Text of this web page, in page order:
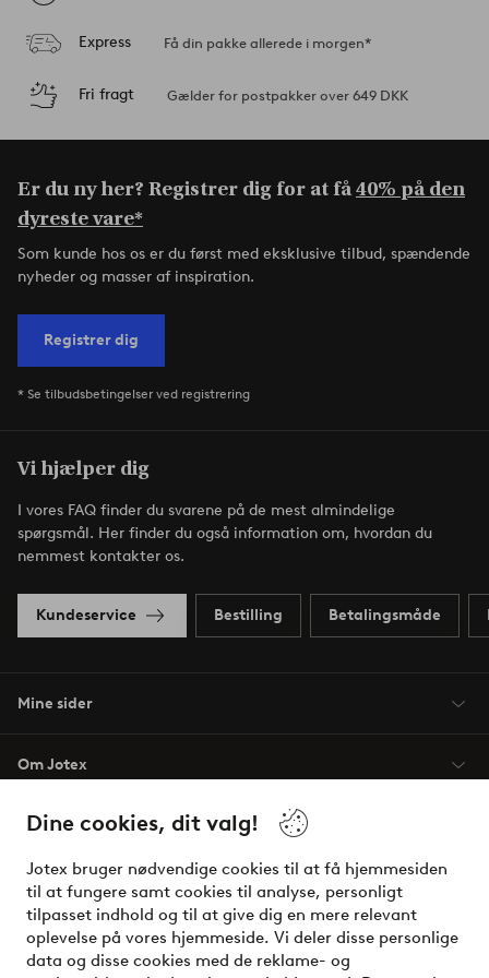
Dine cookies, dit valg!
Jotex bruger nødvendige cookies til at få hjemmesiden
til at fungere samt cookies til analyse, personligt
tilpasset indhold og til at give dig en mere relevant
oplevelse på vores hjemmeside. Vi deler disse personlige
data og disse cookies med de reklame- og
Express Få din pakke allerede i morgen*
Fri fragt Gælder for postpakker over 649 DKK
Er du ny her? Registrer dig for at få40% på den
dyreste vare*
Som kunde hos os er du først med eksklusive tilbud, spændende
nyheder og masser af inspiration.
Registrer dig
* Se tilbudsbetingelser ved registrering
Vi hjælper dig
I vores FAQ finder du svarene på de mest almindelige
spørgsmål. Her finder du også information om, hvordan du
nemmest kontakter os.
Kundeservice Bestilling Betalingsmåde
Mine sider
Om Jotex
Vilkår
Venner